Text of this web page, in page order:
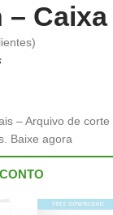
– Arquivo de
Baixe agora